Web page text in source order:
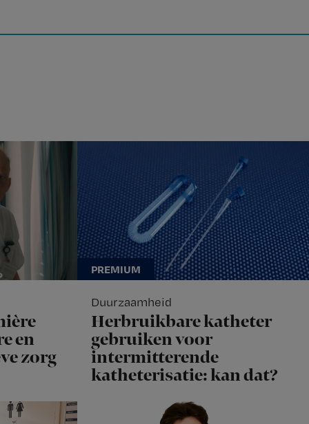
en
zorg
Duurzaamheid
Herbruikbare katheter
gebruiken voor
intermitterende
katheterisatie: kan dat?